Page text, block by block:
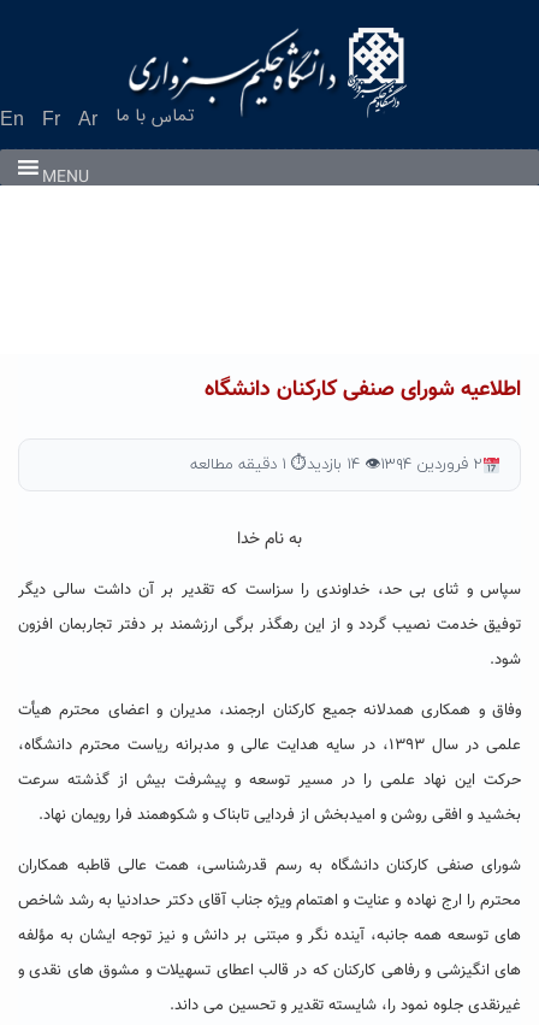
En Fr Ar تماس با ما
MENU
اطلاعیه شورای صنفی کارکنان دانشگاه
۲ فروردین ۱۳۹۴ 👁 ۱۴ بازدید ⏱ ۱ دقیقه مطالعه
به نام خدا
سپاس و ثنای بی حد، خداوندی را سزاست که تقدیر بر آن داشت سالی دیگر
توفیق خدمت نصیب گردد و از این رهگذر برگی ارزشمند بر دفتر تجاربمان افزون
شود.
وفاق و همکاری همدلانه جمیع کارکنان ارجمند، مدیران و اعضای محترم هیأت
علمی در سال ۱۳۹۳، در سایه هدایت عالی و مدبرانه ریاست محترم دانشگاه،
حرکت این نهاد علمی را در مسیر توسعه و پیشرفت بیش از گذشته سرعت
بخشید و افقی روشن و امیدبخش از فردایی تابناک و شکوهمند فرا رویمان نهاد.
شورای صنفی کارکنان دانشگاه به رسم قدرشناسی، همت عالی قاطبه همکاران
محترم را ارج نهاده و عنایت و اهتمام ویژه جناب آقای دکتر حدادنیا به رشد شاخص
های توسعه همه جانبه، آینده نگر و مبتنی بر دانش و نیز توجه ایشان به مؤلفه
های انگیزشی و رفاهی کارکنان که در قالب اعطای تسهیلات و مشوق های نقدی و
غیرنقدی جلوه نمود را، شایسته تقدیر و تحسین می داند.